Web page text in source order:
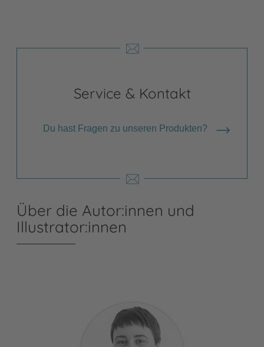
Service & Kontakt
Du hast Fragen zu unseren Produkten?
Über die Autor:innen und
Illustrator:innen